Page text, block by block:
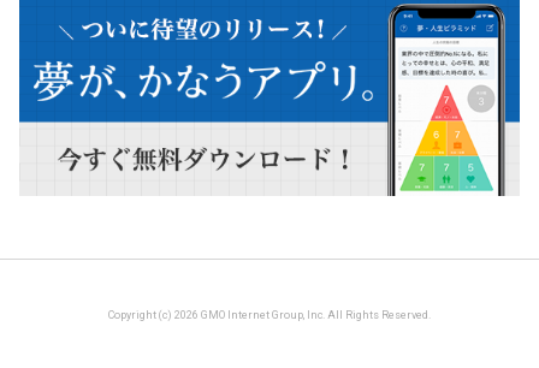
Copyright (c) 2026 GMO Internet Group, Inc. All Rights Reserved.